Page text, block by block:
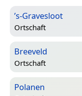
’s-Gravesloot
Ortschaft
Breeveld
Ortschaft
Polanen